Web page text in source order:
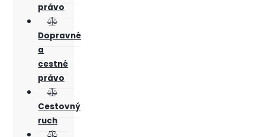
právo
Dopravné
a
cestné
právo
Cestovný
ruch